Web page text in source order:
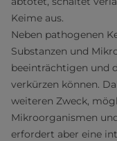
Keime aus.
Neben pathogenen
Substanzen und
beeinträchtigen und
verkürzen können.
weiteren Zweck,
Mikroorganismen
erfordert aber eine